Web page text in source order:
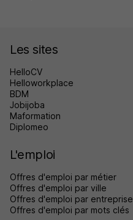
Les sites
HelloCV
Helloworkplace
BDM
Jobijoba
Maformation
Diplomeo
L'emploi
Offres d'emploi par métier
Offres d'emploi par ville
Offres d'emploi par entreprise
Offres d'emploi par mots clés